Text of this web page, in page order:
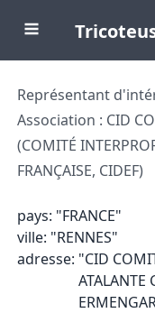
Représentant
Association : CID
(COMITÉ
FRANÇAISE, CIDEF)
pays: "FRANCE"
ville: "RENNES"
adresse: "CID
ATALANTE